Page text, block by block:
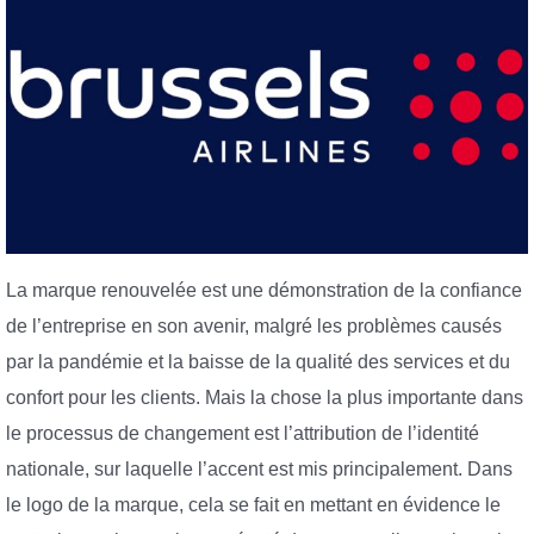
La marque renouvelée est une démonstration de la confiance
de l’entreprise en son avenir, malgré les problèmes causés
par la pandémie et la baisse de la qualité des services et du
confort pour les clients. Mais la chose la plus importante dans
le processus de changement est l’attribution de l’identité
nationale, sur laquelle l’accent est mis principalement. Dans
le logo de la marque, cela se fait en mettant en évidence le